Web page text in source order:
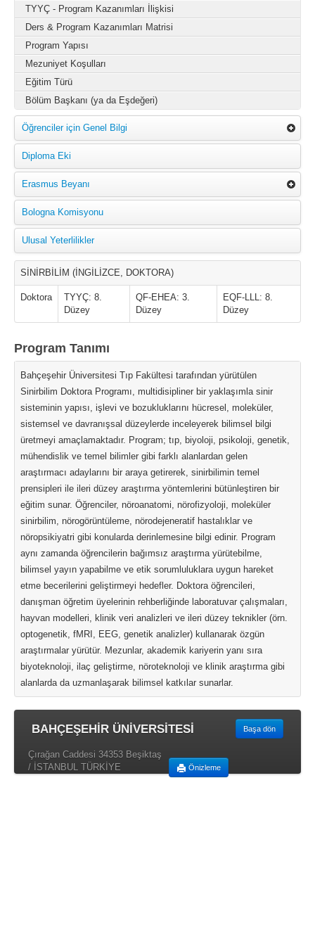
TYYÇ - Program Kazanımları İlişkisi
Ders & Program Kazanımları Matrisi
Program Yapısı
Mezuniyet Koşulları
Eğitim Türü
Bölüm Başkanı (ya da Eşdeğeri)
Öğrenciler için Genel Bilgi
Diploma Eki
Erasmus Beyanı
Bologna Komisyonu
Ulusal Yeterlilikler
SİNİRBİLİM (İNGİLİZCE, DOKTORA)
Doktora
TYYÇ: 8.
Düzey
QF-EHEA: 3.
Düzey
EQF-LLL: 8.
Düzey
Program Tanımı
Bahçeşehir Üniversitesi Tıp Fakültesi tarafından yürütülen
Sinirbilim Doktora Programı, multidisipliner bir yaklaşımla sinir
sisteminin yapısı, işlevi ve bozukluklarını hücresel, moleküler,
sistemsel ve davranışsal düzeylerde inceleyerek bilimsel bilgi
üretmeyi amaçlamaktadır. Program; tıp, biyoloji, psikoloji, genetik,
mühendislik ve temel bilimler gibi farklı alanlardan gelen
araştırmacı adaylarını bir araya getirerek, sinirbilimin temel
prensipleri ile ileri düzey araştırma yöntemlerini bütünleştiren bir
eğitim sunar. Öğrenciler, nöroanatomi, nörofizyoloji, moleküler
sinirbilim, nörogörüntüleme, nörodejeneratif hastalıklar ve
nöropsikiyatri gibi konularda derinlemesine bilgi edinir. Program
aynı zamanda öğrencilerin bağımsız araştırma yürütebilme,
bilimsel yayın yapabilme ve etik sorumluluklara uygun hareket
etme becerilerini geliştirmeyi hedefler. Doktora öğrencileri,
danışman öğretim üyelerinin rehberliğinde laboratuvar çalışmaları,
hayvan modelleri, klinik veri analizleri ve ileri düzey teknikler (örn.
optogenetik, fMRI, EEG, genetik analizler) kullanarak özgün
araştırmalar yürütür. Mezunlar, akademik kariyerin yanı sıra
biyoteknoloji, ilaç geliştirme, nöroteknoloji ve klinik araştırma gibi
alanlarda da uzmanlaşarak bilimsel katkılar sunarlar.
BAHÇEŞEHİR ÜNİVERSİTESİ Başa dön
Önizleme
Çırağan Caddesi 34353 Beşiktaş
/ İSTANBUL TÜRKİYE